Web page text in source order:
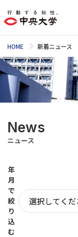
HOME 新着ニュース
News
ニュース
年
月
で
絞
り
込
む